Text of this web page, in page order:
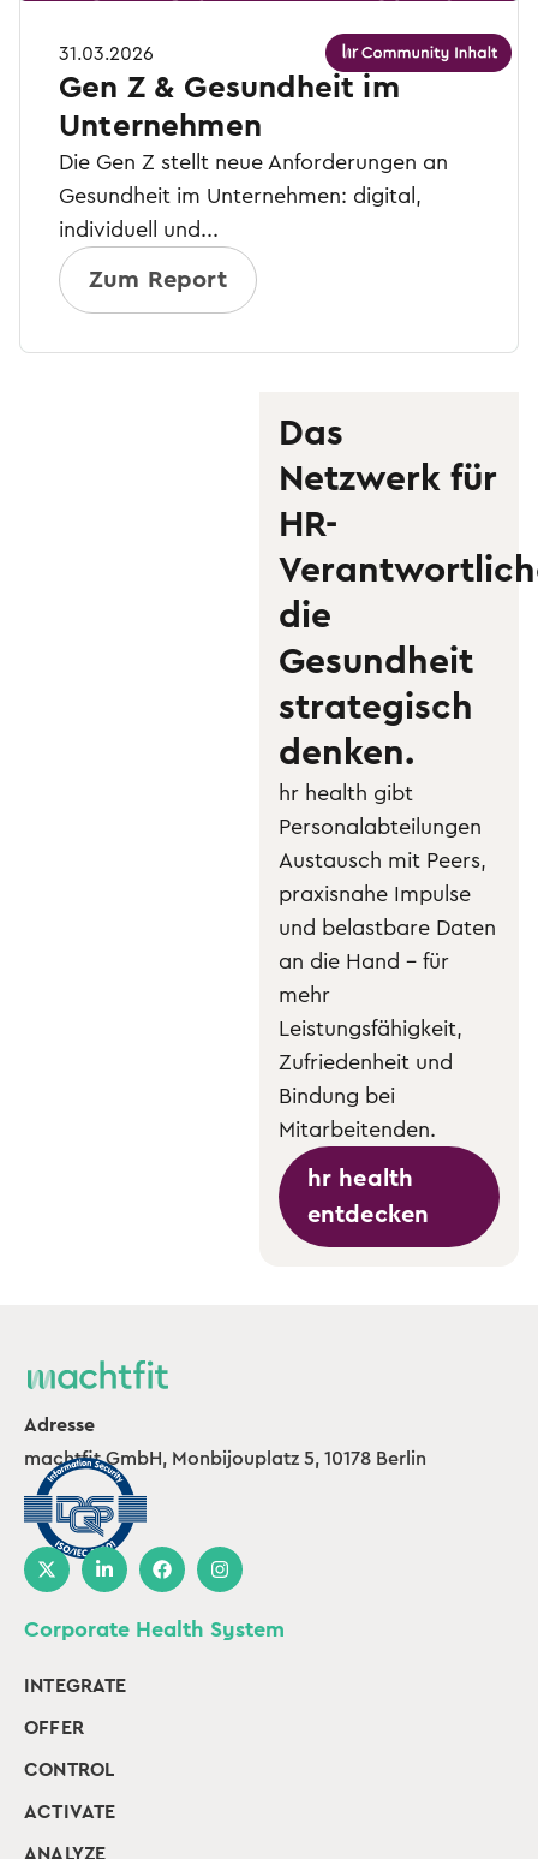
31.03.2026
Gen Z & Gesundheit im
Unternehmen
Die Gen Z stellt neue Anforderungen an
Gesundheit im Unternehmen: digital,
individuell und...
Zum Report
Das
Netzwerk für
HR-
die
Gesundheit
strategisch
denken.
hr health gibt
Personalabteilungen
Austausch mit Peers,
praxisnahe Impulse
und belastbare Daten
an die Hand – für
mehr
Leistungsfähigkeit,
Zufriedenheit und
Bindung bei
Mitarbeitenden.
hr health
entdecken
Adresse
machtfit GmbH, Monbijouplatz 5, 10178 Berlin
Corporate Health System
INTEGRATE
OFFER
CONTROL
ACTIVATE
ANALYZE